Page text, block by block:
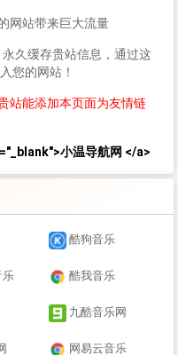
网站带来巨大流量
久缓存贵站信息，通过这
您的网站！
站能添加本页面为友情链
小温导航网 </a>
酷狗音乐
乐 酷我音乐
九酷音乐网
网易云音乐